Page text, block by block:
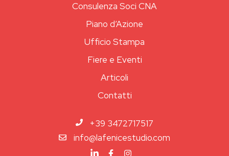
Consulenza Soci CNA
Piano d’Azione
Ufficio Stampa
Fiere e Eventi
Articoli
Contatti
+39 3472717517
info@lafenicestudio.com